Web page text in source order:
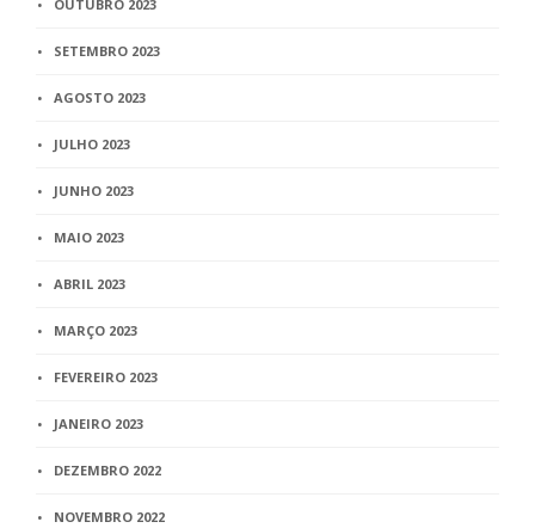
OUTUBRO 2023
SETEMBRO 2023
AGOSTO 2023
JULHO 2023
JUNHO 2023
MAIO 2023
ABRIL 2023
MARÇO 2023
FEVEREIRO 2023
JANEIRO 2023
DEZEMBRO 2022
NOVEMBRO 2022